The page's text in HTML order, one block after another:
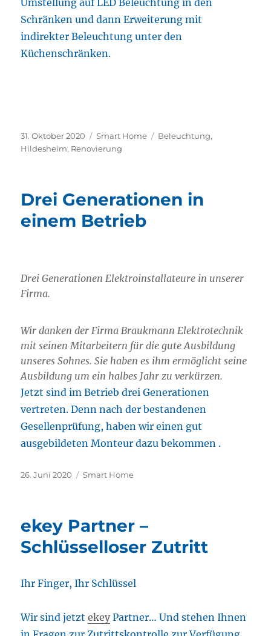
Umstellung auf LED Beleuchtung in den
Schränken und dann Erweiterung mit
indirekter Beleuchtung unter den
Küchenschränken.
Veröffentlicht
am
31. Oktober 2020 Kategorien
Smart Home Schlagwörter
Beleuchtung,
Hildesheim, Renovierung
Drei Generationen in
einem Betrieb
Drei Generationen Elektroinstallateure in unserer
Firma.
Wir danken der Firma Braukmann Elektrotechnik
mit seinen Mitarbeitern für die gute Ausbildung
unseres Sohnes. Sie haben es ihm ermöglicht seine
Ausbildung um ein halbes Jahr zu verkürzen.
Jetzt sind im Betrieb drei Generationen
vertreten. Denn nach der bestandenen
Gesellenprüfung, haben wir einen gut
ausgebildeten Monteur dazu bekommen .
Veröffentlicht
26. Juni 2020 Kategorien
Smart Home
ekey Partner –
Schlüsselloser Zutritt
Ihr Finger, Ihr Schlüssel
Wir sind jetztekey Partner… Und stehen Ihnen